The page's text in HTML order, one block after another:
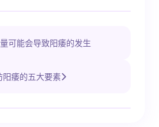
可能会导致阳痿的发生
痿的五大要素